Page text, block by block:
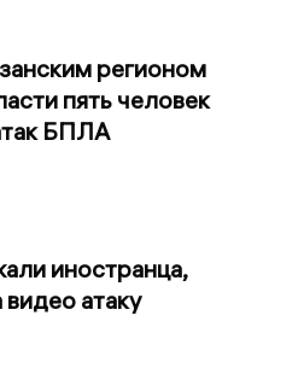
регионом
пять человек
БПЛА
иностранца,
атаку